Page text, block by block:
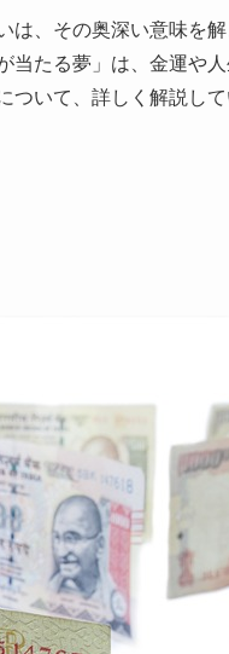
は、その奥深い意味を
たる夢」は、金運や
いて、詳しく解説して